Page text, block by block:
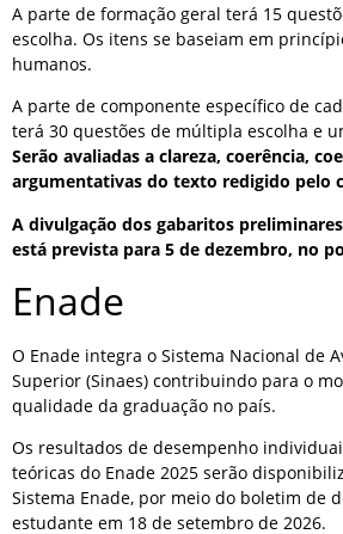
A parte de formação geral terá 15
escolha. Os itens se baseiam em
humanos.
A parte de componente específico de
terá 30 questões de múltipla escolha e
Serão avaliadas a clareza, coerência,
argumentativas do texto redigido pelo
A divulgação dos gabaritos
está prevista para 5 de dezembro, no
Enade
O Enade integra o Sistema Nacional de
Superior (Sinaes) contribuindo para o
qualidade da graduação no país.
Os resultados de desempenho
teóricas do Enade 2025 serão
Sistema Enade, por meio do boletim de
estudante em 18 de setembro de 2026.